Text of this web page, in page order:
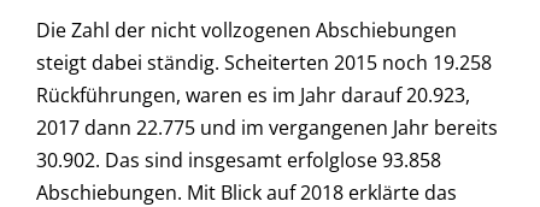
Die Zahl der nicht vollzogenen Abschiebungen
steigt dabei ständig. Scheiterten 2015 noch 19.258
Rückführungen, waren es im Jahr darauf 20.923,
2017 dann 22.775 und im vergangenen Jahr bereits
30.902. Das sind insgesamt erfolglose 93.858
Abschiebungen. Mit Blick auf 2018 erklärte das